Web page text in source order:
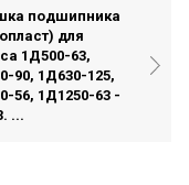
подшипника
для
1Д500-63,
90, 1Д630-125,
56, 1Д1250-63 -
...